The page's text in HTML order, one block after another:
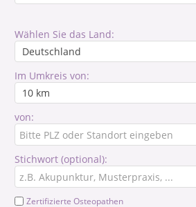
Wählen Sie das Land:
Im Umkreis von:
von:
Stichwort (optional):
Zertifizierte Osteopathen